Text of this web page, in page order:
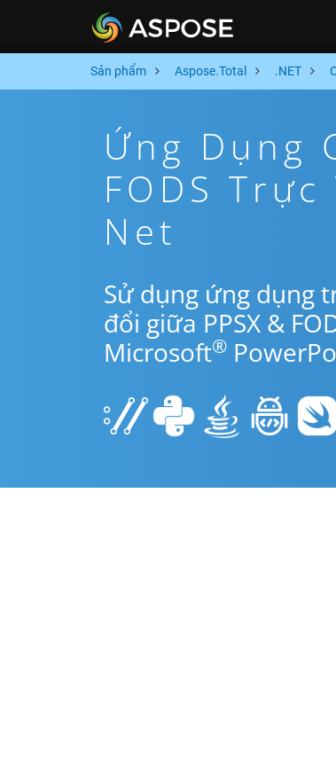
Sản phẩm Aspose.Total .NET
Ứng Dụng
FODS
Net
Sử dụng ứng dụng
đổi giữa PPSX &
Microsoft®